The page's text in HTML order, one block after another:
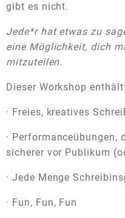
gibt es nicht.
Jede*r hat etwas zu
eine Möglichkeit, dich
mitzuteilen.
Dieser Workshop enthält:
· Freies, kreatives
·
sicherer vor Publikum
· Jede Menge
· Fun, Fun, Fun